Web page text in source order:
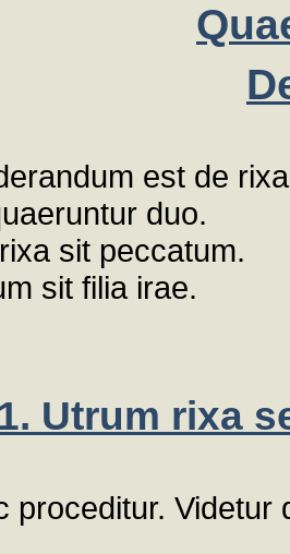
est de
duo.
sit peccatum.
sit filia irae.
Utrum rixa
proceditur.